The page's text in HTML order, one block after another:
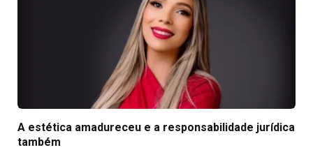
A estética amadureceu e a responsabilidade jurídica
também